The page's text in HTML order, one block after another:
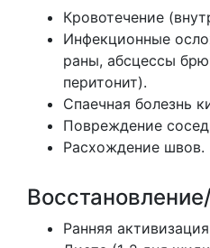
Кровотечение
Инфекционные
раны, абсцессы
перитонит).
Спаечная болезнь
Повреждение
Расхождение швов.
Ранняя